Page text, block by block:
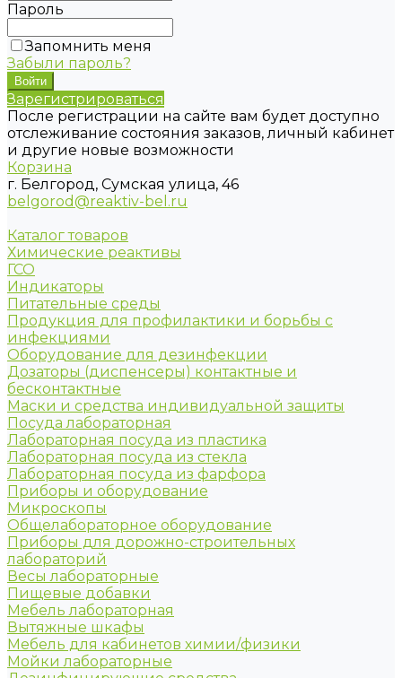
Пароль
Запомнить меня
Забыли пароль?
Зарегистрироваться
После регистрации на сайте вам будет доступно
отслеживание состояния заказов, личный кабинет
и другие новые возможности
Корзина
г. Белгород, Сумская улица, 46
belgorod@reaktiv-bel.ru
Каталог товаров
Химические реактивы
ГСО
Индикаторы
Питательные среды
Продукция для профилактики и борьбы с
инфекциями
Оборудование для дезинфекции
Дозаторы (диспенсеры) контактные и
бесконтактные
Маски и средства индивидуальной защиты
Посуда лабораторная
Лабораторная посуда из пластика
Лабораторная посуда из стекла
Лабораторная посуда из фарфора
Приборы и оборудование
Микроскопы
Общелабораторное оборудование
Приборы для дорожно-строительных
лабораторий
Весы лабораторные
Пищевые добавки
Мебель лабораторная
Вытяжные шкафы
Мебель для кабинетов химии/физики
Мойки лабораторные